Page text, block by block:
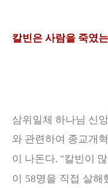
칼빈은 사람을 죽였
삼위일체 하나님 신
와 관련하여 종교개
이 나돈다. "칼빈이
이 58명을 직접 살해